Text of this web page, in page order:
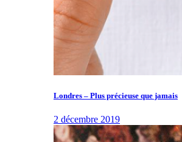
Londres – Plus précieuse que jamais
2 décembre 2019